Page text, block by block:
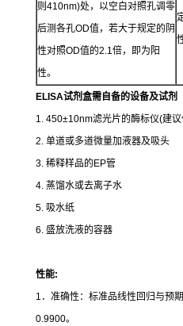
则410nm)处，以空白对照孔调零
后测各孔OD值，若大于规定的阴
性对照OD值的2.1倍，即为阳
性。
ELISA试剂盒需自备的设备及试剂
1. 450±10nm滤光片的酶标仪(建
2. 单道或多道微量加液器及吸头
3. 稀释样品的EP管
4. 蒸馏水或去离子水
5. 吸水纸
6. 盛放洗液的容器
性能:
1．准确性：标准品线性回归与预
0.9900。